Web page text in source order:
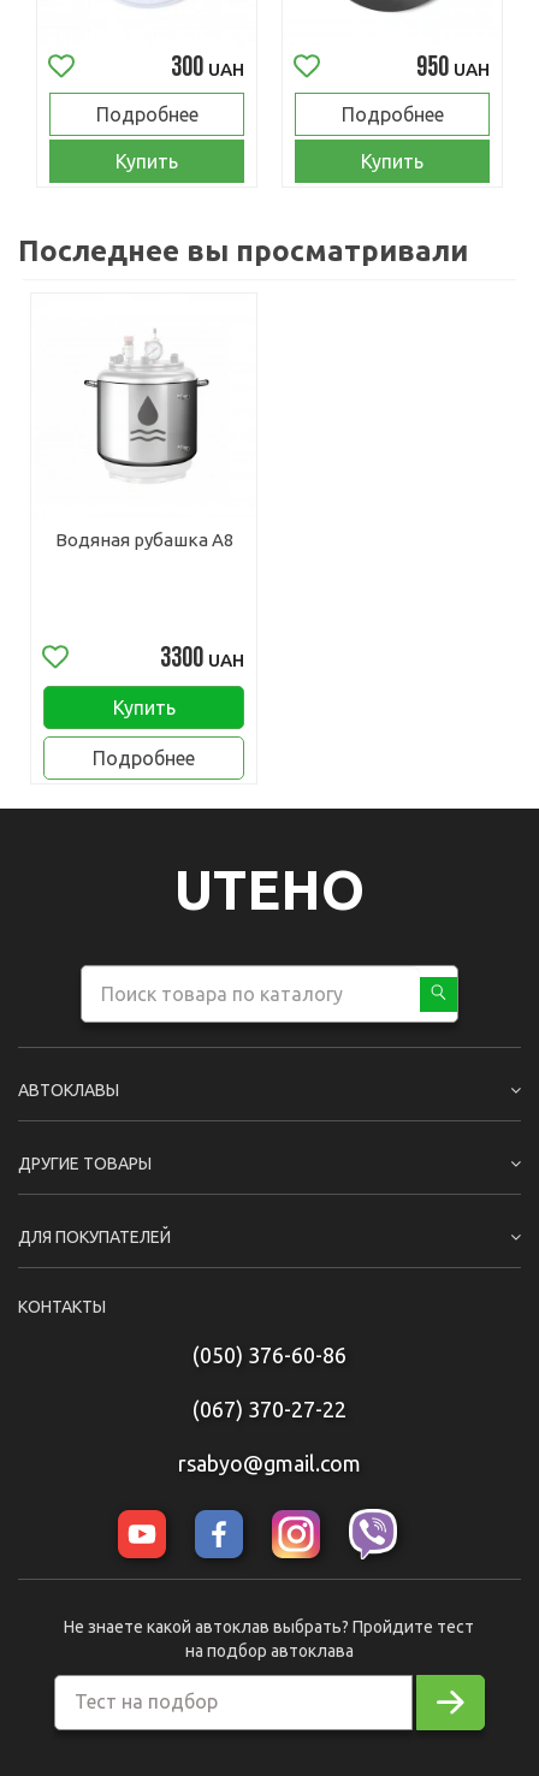
300 UAH
Подробнее
Купить
950 UAH
Подробнее
Купить
Последнее вы просматривали
Водяная рубашка А8
3300 UAH
Купить
Подробнее
UTEHO
АВТОКЛАВЫ
ДРУГИЕ ТОВАРЫ
ДЛЯ ПОКУПАТЕЛЕЙ
КОНТАКТЫ
(050) 376-60-86
(067) 370-27-22
rsabyo@gmail.com
Тест на подбор
Не знаете какой автоклав выбрать? Пройдите тест
на подбор автоклава